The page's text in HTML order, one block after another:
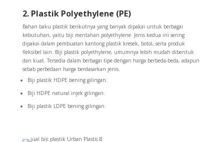
2. Plastik Polyethylene (PE)
Bahan baku plastik berikutnya yang banyak dipakai untuk berbagai
kebutuhan, yaitu biji mentahan polyethylene. Jenis kedua ini sering
dipakai dalam pembuatan kantong plastik kresek, botol, serta produk
fleksibel lain. Biji plastik polyethylene, umumnya lebih mudah dibentuk
dan kuat. Tersedia dalam berbagai tipe dengan harga berbeda-beda, adapun
sebab perbedaan harga berdasarkan jenis.
Biji plastik HDPE bening gilingan.
Biji HDPE natural injek gilingan.
Biji plastik LDPE bening gilingan.